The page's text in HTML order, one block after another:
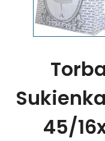
45/